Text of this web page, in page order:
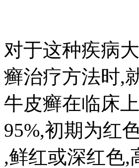
对于这种疾病
癣治疗方法时,
牛皮癣在临床
95%,初期为红
,鲜红或深红色,